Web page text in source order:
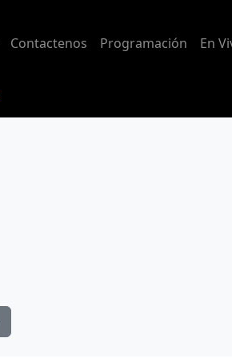
Contactenos Programación En